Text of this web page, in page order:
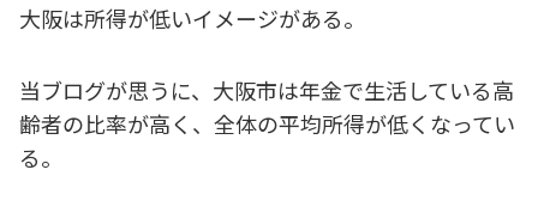
大阪は所得が低いイメージがある。
当ブログが思うに、大阪市は年金で生活している高
齢者の比率が高く、全体の平均所得が低くなってい
る。